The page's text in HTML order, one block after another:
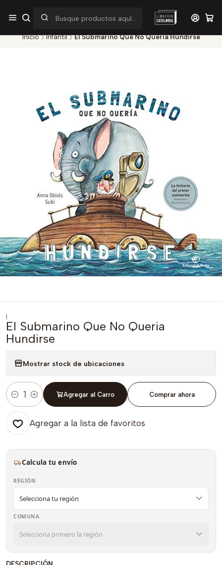
¡Por pocos días! Despacho a $1.000 en RM por compras sobre
$38.000
Inicio Infantil El Submarino Que No Queria Hundirse
|
El Submarino Que No Queria
Hundirse
Mostrar stock de ubicaciones
Cantidad
Agregar al Carro Comprar ahora
Agregar a la lista de favoritos
Calcula tu envío
REGIÓN
COMUNA